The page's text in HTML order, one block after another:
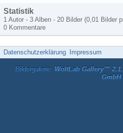
Statistik
1 Autor - 3 Alben - 20 Bilder (0,01 Bilder
0 Kommentare
Datenschutzerklärung Impressum
Bildergalerie: WoltLab Gallery™
GmbH